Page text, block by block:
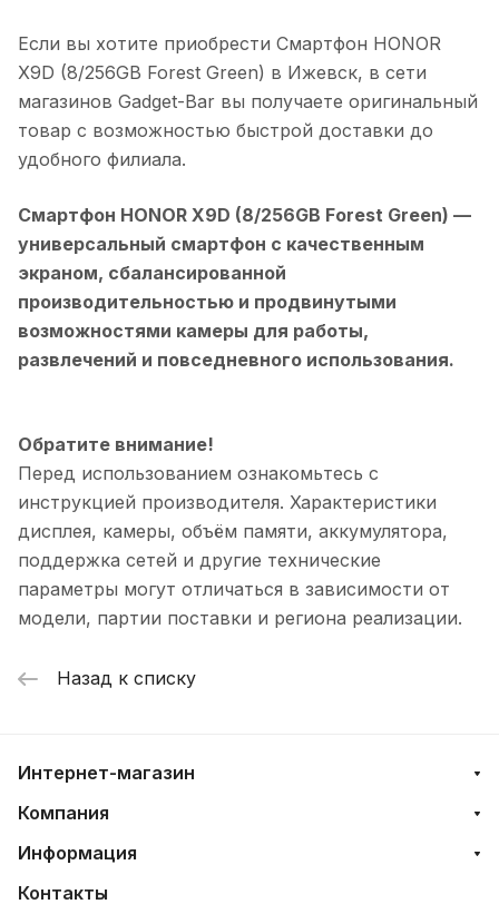
Если вы хотите приобрести Смартфон HONOR
X9D (8/256GB Forest Green) в Ижевск, в сети
магазинов Gadget-Bar вы получаете оригинальный
товар с возможностью быстрой доставки до
удобного филиала.
Смартфон HONOR X9D (8/256GB Forest Green) —
универсальный смартфон с качественным
экраном, сбалансированной
производительностью и продвинутыми
возможностями камеры для работы,
развлечений и повседневного использования.
Обратите внимание!
Перед использованием ознакомьтесь с
инструкцией производителя. Характеристики
дисплея, камеры, объём памяти, аккумулятора,
поддержка сетей и другие технические
параметры могут отличаться в зависимости от
модели, партии поставки и региона реализации.
Назад к списку
Интернет-магазин
Компания
Информация
Контакты